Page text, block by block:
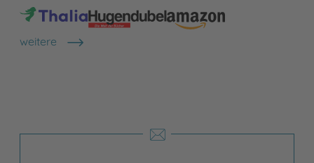
weitere
Shops anzeigen